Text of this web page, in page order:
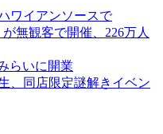
ワイアンソースで
が無観客で開催、226万人
らいに開業
、同店限定謎解きイベン